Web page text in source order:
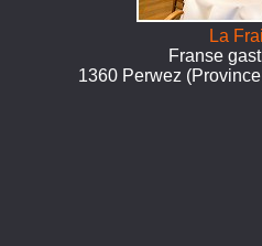
La
Franse
1360 Perwez